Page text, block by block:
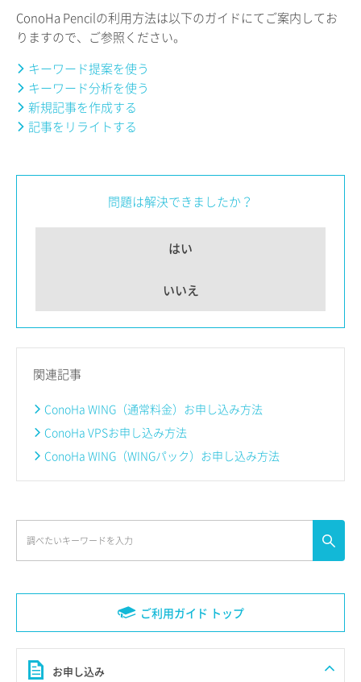
ご利用ガイド トップ
お申し込み
ConoHa Pencilの利用方法は以下のガイドにてご案内してお
りますので、ご参照ください。
キーワード提案を使う
キーワード分析を使う
新規記事を作成する
記事をリライトする
問題は解決できましたか？
はい
いいえ
関連記事
ConoHa WING（通常料金）お申し込み方法
ConoHa VPSお申し込み方法
ConoHa WING（WINGパック）お申し込み方法